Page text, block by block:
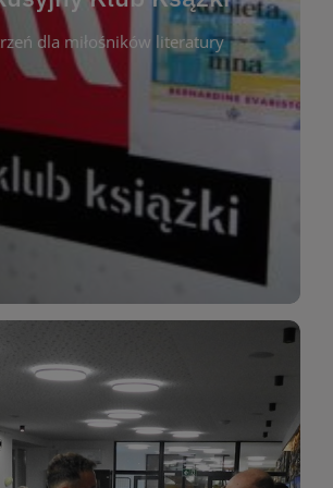
dla miłośników literatury
Klub Ksążki
Klub Książki to przestrzeń dla
literatury, którzy lubią dzielić się
emocjami po lekturze. Spotykamy się
by rozmawiać o wybranych tytułach z
literackich. Każde spotkanie to
inspirującej dyskusji, wymiany
estetycznych doznań!
WIĘCEJ